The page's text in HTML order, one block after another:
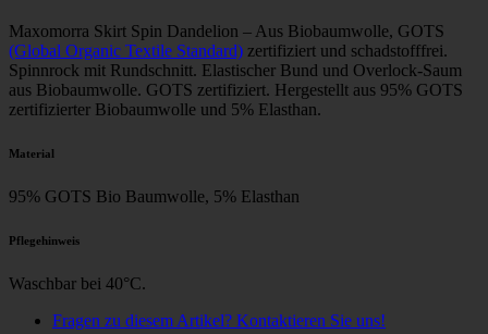
Maxomorra Skirt Spin Dandelion – Aus Biobaumwolle, GOTS
(Global Organic Textile Standard) zertifiziert und schadstofffrei.
Spinnrock mit Rundschnitt. Elastischer Bund und Overlock-Saum
aus Biobaumwolle. GOTS zertifiziert. Hergestellt aus 95% GOTS
zertifizierter Biobaumwolle und 5% Elasthan.
Material
95% GOTS Bio Baumwolle, 5% Elasthan
Pflegehinweis
Waschbar bei 40°C.
Fragen zu diesem Artikel? Kontaktieren Sie uns!